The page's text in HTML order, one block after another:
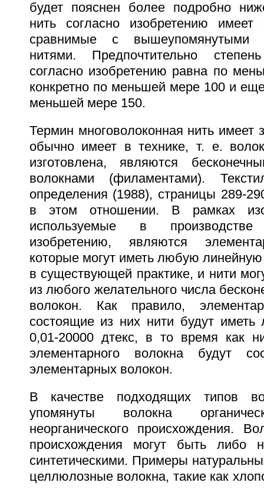
будет пояснен более подробно
нить согласно изобретению имеет
сравнимые с вышеупомянутыми
нитями. Предпочтительно
согласно изобретению равна по
конкретно по меньшей мере 100 и
меньшей мере 150.
Термин многоволоконная нить имеет
обычно имеет в технике, т. е.
изготовлена, являются
волокнами (филаментами).
определения (1988), страницы 289-
в этом отношении. В рамках
используемые в
изобретению, являются
которые могут иметь любую
в существующей практике, и нити
из любого желательного числа
волокон. Как правило,
состоящие из них нити будут иметь
0,01-20000 дтекс, в то время как
элементарного волокна будут
элементарных волокон.
В качестве подходящих типов
упомянуты волокна
неорганического происхождения.
происхождения могут быть либо
синтетическими. Примеры
целлюлозные волокна, такие как